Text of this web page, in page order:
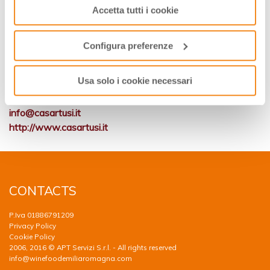
saranno attivati i soli cookie tecnici necessari al corretto
funzionamento del sito.
Accetta tutti i cookie
Configura preferenze
Usa solo i cookie necessari
PER INFORMAZIONI
Via A.Costa 23-27
Telefono:0543 743138
info@casartusi.it
http://www.casartusi.it
CONTACTS
P.Iva 01886791209
Privacy Policy
Cookie Policy
2006, 2016 © APT Servizi S.r.l. - All rights reserved
info@winefoodemiliaromagna.com